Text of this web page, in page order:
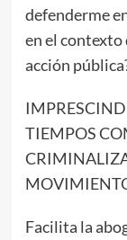
defenderme
en el
acción
TIEMPOS
Facilita la